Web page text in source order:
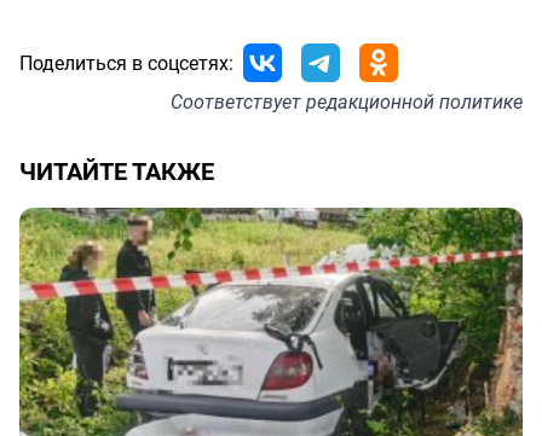
Поделиться в соцсетях:
Соответствуетредакционной политике
ЧИТАЙТЕ ТАКЖЕ